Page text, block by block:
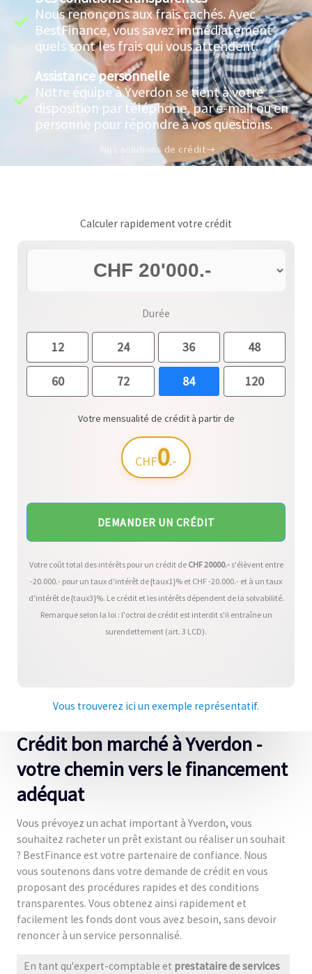
Nous renonçons aux frais cachés. Avec
BestFinance, vous savez immédiatement
quels sont les frais qui vous attendent.
Assistance personnelle
Notre équipe à Yverdon se tient à votre
disposition par téléphone, par e-mail ou en
personne pour répondre à vos questions.
Nos solutions de crédit
Crédit bon marché à Yverdon -
votre chemin vers le financement
adéquat
Vous prévoyez un achat important à Yverdon, vous
souhaitez racheter un prêt existant ou réaliser un souhait
? BestFinance est votre partenaire de confiance. Nous
vous soutenons dans votre demande de crédit en vous
proposant des procédures rapides et des conditions
transparentes. Vous obtenez ainsi rapidement et
facilement les fonds dont vous avez besoin, sans devoir
renoncer à un service personnalisé.
En tant qu'expert-comptable et prestataire de services
Calculer rapidement votre crédit
Durée
12 24 36 48
60 72 84 120
Votre mensualité de crédit à partir de
CHF0.-
DEMANDER UN CRÉDIT
Votre coût total des intérêts pour un crédit deCHF20000.- s'élèvent entre
-20.000.- pour un taux d'intérêt de {taux1}% et CHF-20.000.- et à un taux
d'intérêt de {taux3}%. Le crédit et les intérêts dépendent de la solvabilité.
Remarque selon la loi : l'octroi de crédit est interdit s'il entraîne un
surendettement (art. 3 LCD).
Vous trouverez ici un exemple représentatif.